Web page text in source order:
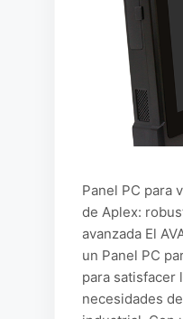
Panel PC para
de Aplex:
avanzada El
un Panel PC
para satisfacer
necesidades